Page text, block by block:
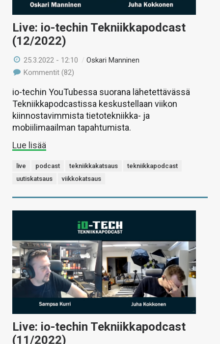
Live: io-techin Tekniikkapodcast
(12/2022)
25.3.2022 - 12:10 /Oskari Manninen
Kommentit (82)
io-techin YouTubessa suorana lähetettävässä
Tekniikkapodcastissa keskustellaan viikon
kiinnostavimmista tietotekniikka- ja
mobiilimaailman tapahtumista.
Lue lisää
live podcast tekniikkakatsaus
tekniikkapodcast
uutiskatsaus
viikkokatsaus
Live: io-techin Tekniikkapodcast
(11/2022)